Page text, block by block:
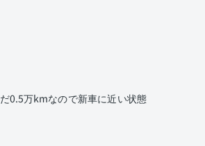
0.5万kmなので新車に近い状態